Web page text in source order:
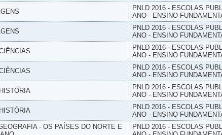
PNLD 2016 - ESCOLAS
ANO - ENSINO
PNLD 2016 - ESCOLAS
ANO - ENSINO
PNLD 2016 - ESCOLAS
ANO - ENSINO
PNLD 2016 - ESCOLAS
ANO - ENSINO
PNLD 2016 - ESCOLAS
ANO - ENSINO
PNLD 2016 - ESCOLAS
ANO - ENSINO
- OS PAÍSES DO NORTE E
PNLD 2016 - ESCOLAS